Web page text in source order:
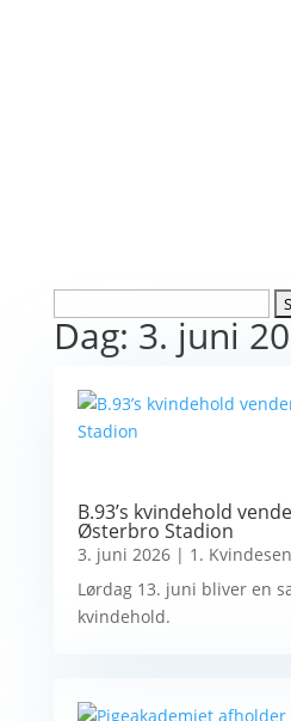
efter:
Dag: 3. juni
B.93’s kvindehold
Østerbro Stadion
3. juni 2026| 1.
Lørdag 13. juni bliver en
kvindehold.